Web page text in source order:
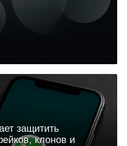
защитить
клонов и